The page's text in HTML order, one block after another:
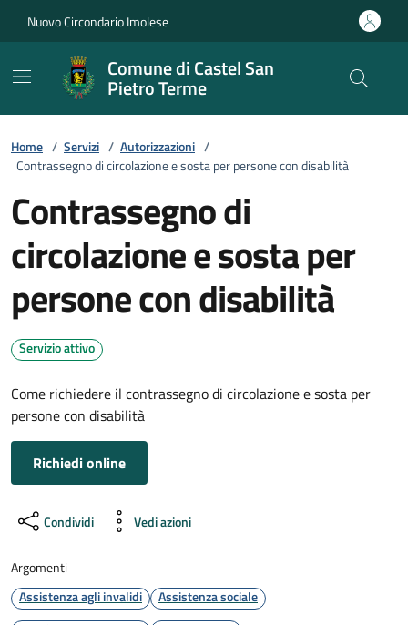
Nuovo Circondario Imolese
Comune di Castel San
Pietro Terme
Home / Servizi / Autorizzazioni /
Contrassegno di circolazione e sosta per persone con disabilità
Contrassegno di
circolazione e sosta per
persone con disabilità
Servizio attivo
Come richiedere il contrassegno di circolazione e sosta per
persone con disabilità
Richiedi online
Condividi Vedi azioni
Argomenti
Assistenza agli invalidi
Assistenza sociale